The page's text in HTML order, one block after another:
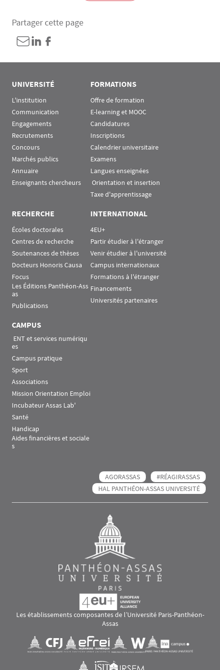
Partager cette page
UNIVERSITÉ
L'institution
Communication
Engagements
Recrutements
Concours
Marchés publics
Annuaire
Enseignants chercheurs
FORMATIONS
Offre de formation
E-learning et MOOC
Candidatures
Inscriptions
Calendrier universitaire
Examens
Langues enseignées
Orientation et insertion
Taxe d'apprentissage
RECHERCHE
Écoles doctorales
Centres de recherche
Soutenances de thèses
Docteurs Honoris Causa
Focus
Les Éditions Panthéon-Ass
as
Publications
INTERNATIONAL
4EU+
Partir étudier à l'étranger
Venir étudier à l'université
Campus internationaux
Formations à l'étranger
Financements
Universités partenaires
CAMPUS
es
Campus pratique
Sport
Associations
Mission Orientation Emploi
Incubateur Assas Lab'
Santé
Handicap
Aides financières et sociale
s
AGORASSAS
#RÉAGIRASSAS
HAL PANTHÉON-ASSAS UNIVERSITÉ
Les établissements composantes de l’Université Paris-Panthéon-
Assas
Visuel svgVisuel svg Visuel svgVisuel svg
Visuel svgVisuel svg